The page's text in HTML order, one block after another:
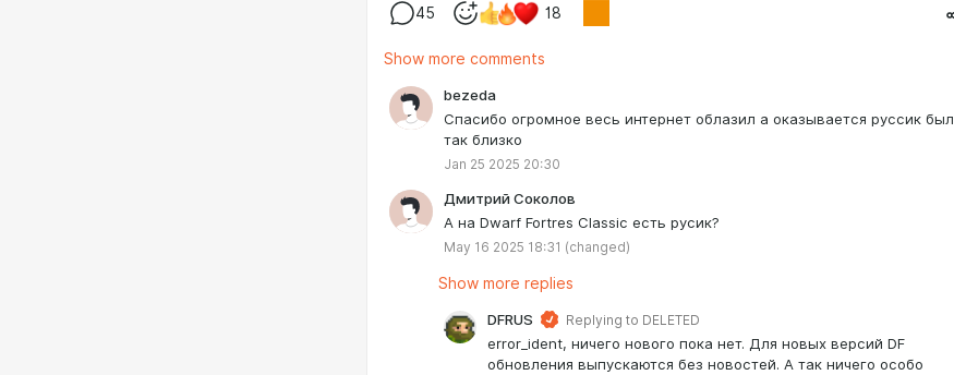
45 18
Show more comments
bezeda
Спасибо огромное весь интернет облазил а оказывается руссик был
так близко
Jan 25 2025 20:30
Дмитрий Соколов
А на Dwarf Fortres Classic есть русик?
May 16 2025 18:31 (changed)
Show more replies
DFRUS Replying to DELETED
error_ident, ничего нового пока нет. Для новых версий DF
обновления выпускаются без новостей. А так ничего особо